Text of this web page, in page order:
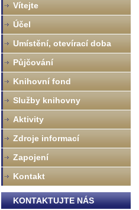
Vítejte
Účel
Umístění, otevírací doba
Půjčování
Knihovní fond
Služby knihovny
Aktivity
Zdroje informací
Zapojení
Kontakt
KONTAKTUJTE NÁS